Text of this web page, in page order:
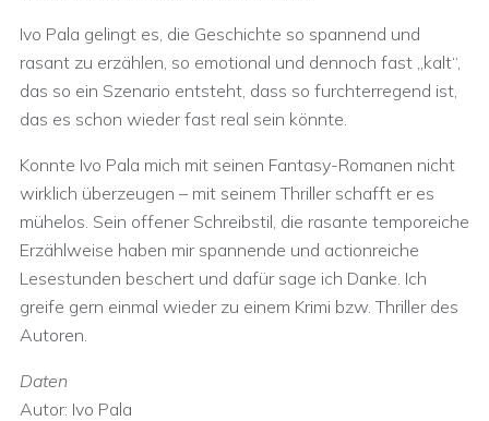
Ivo Pala gelingt es, die Geschichte so spannend und
rasant zu erzählen, so emotional und dennoch fast „kalt“,
das so ein Szenario entsteht, dass so furchterregend ist,
das es schon wieder fast real sein könnte.
Konnte Ivo Pala mich mit seinen Fantasy-Romanen nicht
wirklich überzeugen – mit seinem Thriller schafft er es
mühelos. Sein offener Schreibstil, die rasante temporeiche
Erzählweise haben mir spannende und actionreiche
Lesestunden beschert und dafür sage ich Danke. Ich
greife gern einmal wieder zu einem Krimi bzw. Thriller des
Autoren.
Daten
Autor: Ivo Pala